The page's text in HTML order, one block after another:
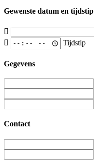
Gewenste datum en tijdstip
Tijdstip
Gegevens
Contact